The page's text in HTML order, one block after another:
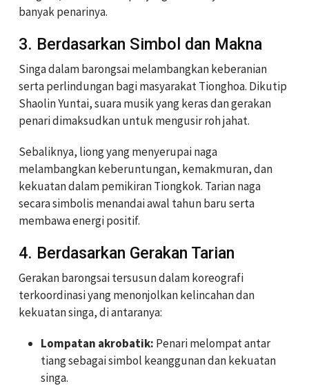
banyak penarinya.
3. Berdasarkan Simbol dan Makna
Singa dalam barongsai melambangkan keberanian
serta perlindungan bagi masyarakat Tionghoa. Dikutip
Shaolin Yuntai, suara musik yang keras dan gerakan
penari dimaksudkan untuk mengusir roh jahat.
Sebaliknya, liong yang menyerupai naga
melambangkan keberuntungan, kemakmuran, dan
kekuatan dalam pemikiran Tiongkok. Tarian naga
secara simbolis menandai awal tahun baru serta
membawa energi positif.
4. Berdasarkan Gerakan Tarian
Gerakan barongsai tersusun dalam koreografi
terkoordinasi yang menonjolkan kelincahan dan
kekuatan singa, di antaranya:
Lompatan akrobatik: Penari melompat antar
tiang sebagai simbol keanggunan dan kekuatan
singa.